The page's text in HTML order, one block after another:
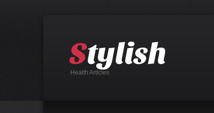
Health Articles